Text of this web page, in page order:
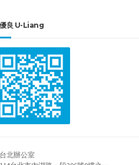
優良 U-Liang
台北辦公室